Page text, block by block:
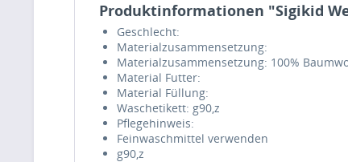
Produktinformationen "Sigikid
Geschlecht:
Materialzusammensetzung:
Materialzusammensetzung: 100%
Material Futter:
Material Füllung:
Waschetikett: g90,z
Pflegehinweis:
Feinwaschmittel verwenden
g90,z